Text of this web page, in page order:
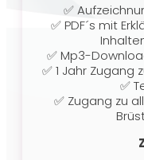
✅
✅ PDF´s mit
✅ Mp3-
✅ 1 Jahr
✅
✅ Zugang zu